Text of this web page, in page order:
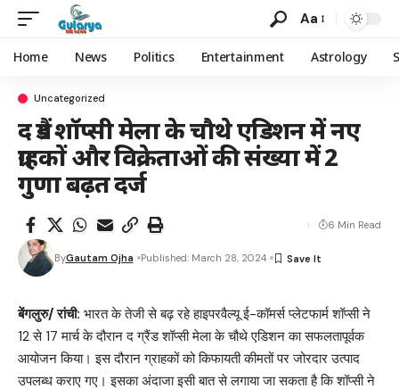
Aa
Home News Politics Entertainment Astrology
Uncategorized
द ग्रैंड शॉप्सी मेला के चौथे एडिशन में नए
ग्राहकों और विक्रेताओं की संख्या में 2
गुणा बढ़त दर्ज
ByGautam Ojha Published: March 28, 2024
6 Min Read
बेंगलुरु/ रांची: भारत के तेजी से बढ़ रहे हाइपरवैल्यू ई-कॉमर्स प्लेटफार्म शॉप्सी ने
12 से 17 मार्च के दौरान द ग्रैंड शॉप्सी मेला के चौथे एडिशन का सफलतापूर्वक
आयोजन किया। इस दौरान ग्राहकों को किफायती कीमतों पर जोरदार उत्पाद
उपलब्ध कराए गए। इसका अंदाजा इसी बात से लगाया जा सकता है कि शॉप्सी ने